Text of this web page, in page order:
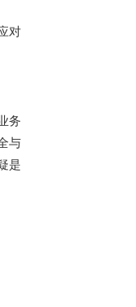
对
务
与
是